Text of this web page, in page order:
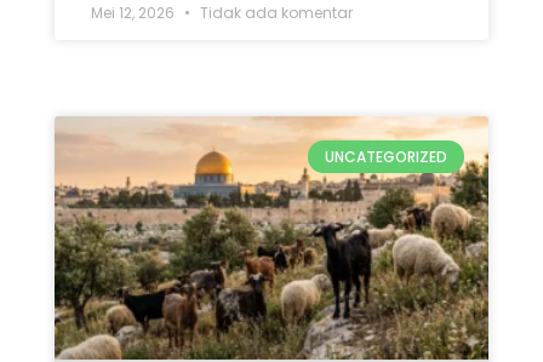
Mei 12, 2026 Tidak ada komentar
UNCATEGORIZED